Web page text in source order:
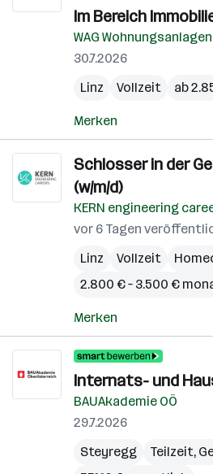
Im Bereich
WAG
30.7.2026
Linz
Vollzeit ab
Merken
Schlosser in der
(w/m/d)
KERN engineering
vor 6 Tagen
Linz
Vollzeit
2.800 € – 3.500 €
Merken
Internats- und
BAUAkademie OÖ
29.7.2026
Steyregg
Teilzeit,